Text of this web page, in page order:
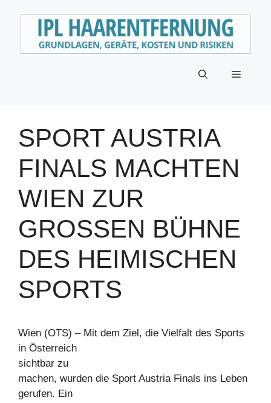
Menü
SPORT AUSTRIA
FINALS MACHTEN
WIEN ZUR
GROSSEN BÜHNE D
ES HEIMISCHEN S
PORTS
Wien (OTS) – Mit dem Ziel, die Vielfalt des Sports
in Österreich
sichtbar zu
machen, wurden die Sport Austria Finals ins Leben
gerufen. Ein